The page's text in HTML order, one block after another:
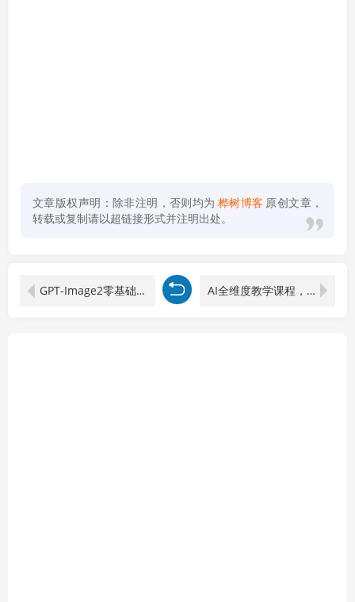
文章版权声明：除非注明，否则均为 桦树博客 原创文章，
转载或复制请以超链接形式并注明出处。
GPT-Image2零基础到精通实操：从账号注册到商业海报，AI出图底层逻辑+全场景实战SOP AI全维度教学课程，汇总1700种AI使用方法，结合算法原理讲解落地实操技巧